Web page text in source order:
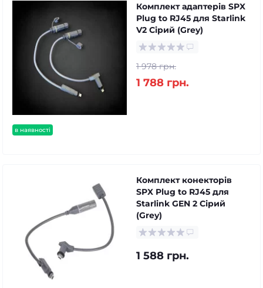
в наявності
Комплект адаптерів SPX
Plug to RJ45 для Starlink
V2 Сірий (Grey)
1 978 грн.
1 788 грн.
Комплект конекторів
SPX Plug to RJ45 для
Starlink GEN 2 Сірий
(Grey)
1 588 грн.